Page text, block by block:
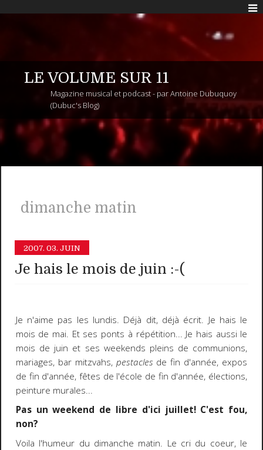
LE VOLUME SUR 11
Magazine musical et podcast - par Antoine Dubuquoy
(Dubuc's Blog)
dimanche matin
2007. 03. JUIN
Je hais le mois de juin :-(
Je n'aime pas les lundis. Déjà dit, déjà écrit. Je hais le
mois de mai. Et ses ponts à répétition... Je hais aussi le
mois de juin et ses weekends pleins de communions,
mariages, bar mitzvahs, pestacles de fin d'année, expos
de fin d'année, fêtes de l'école de fin d'année, élections,
peinture murales...
Pas un weekend de libre d'ici juillet! C'est fou,
non?
Voila l'humeur du dimanche matin. Le cri du coeur, le